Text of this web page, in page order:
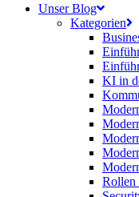
search
Menu
Unser Blog
Kategorien
KI in
Rollen